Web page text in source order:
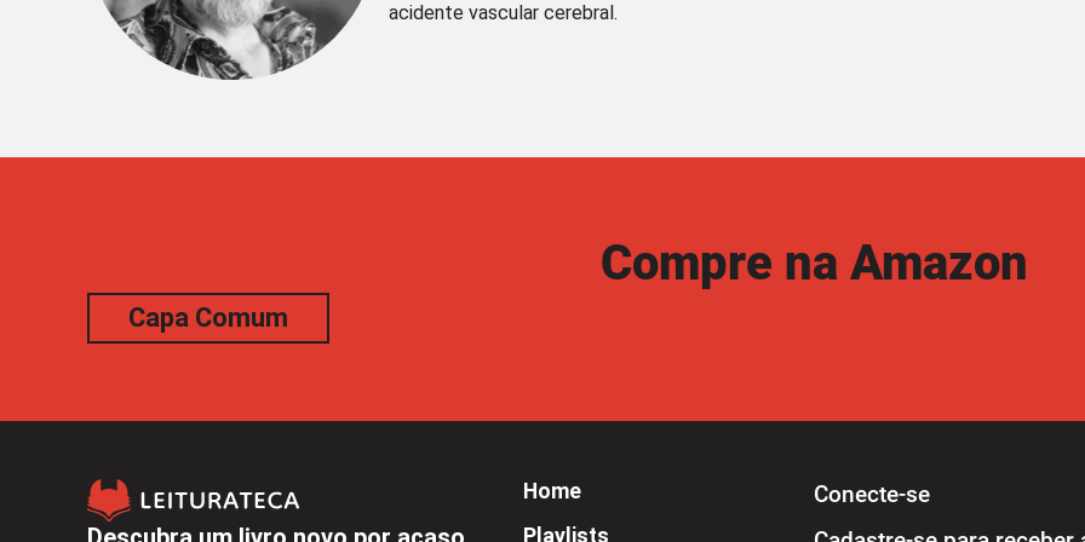
acidente vascular cerebral.
Compre na Amazon
Capa Comum
Home
Playlists
Conecte-se